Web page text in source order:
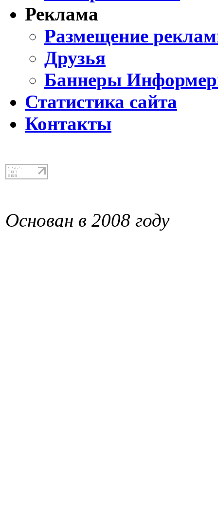
Реклама
Размещение
Друзья
Баннеры
Статистика сайта
Контакты
Основан в 2008 году